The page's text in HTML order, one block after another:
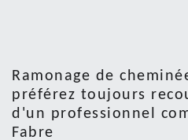
Ramonage de
préférez toujours
d'un professionnel
Fabre